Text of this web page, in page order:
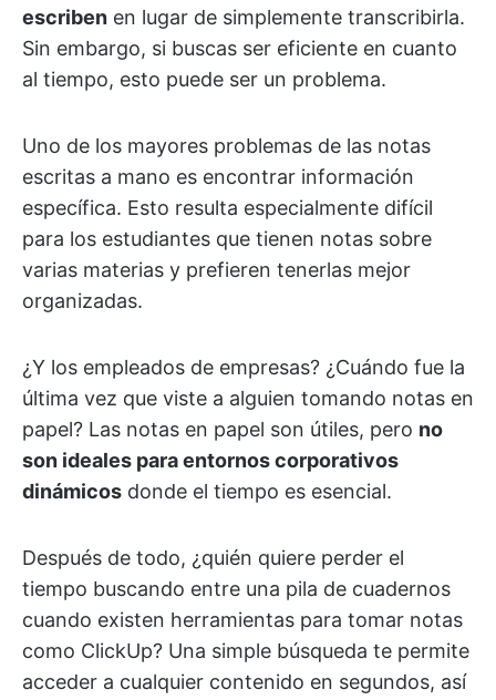
escriben en lugar de simplemente transcribirla.
Sin embargo, si buscas ser eficiente en cuanto
al tiempo, esto puede ser un problema.
Uno de los mayores problemas de las notas
escritas a mano es encontrar información
específica. Esto resulta especialmente difícil
para los estudiantes que tienen notas sobre
varias materias y prefieren tenerlas mejor
organizadas.
¿Y los empleados de empresas? ¿Cuándo fue la
última vez que viste a alguien tomando notas en
papel? Las notas en papel son útiles, pero no
son ideales para entornos corporativos
dinámicos donde el tiempo es esencial.
Después de todo, ¿quién quiere perder el
tiempo buscando entre una pila de cuadernos
cuando existen herramientas para tomar notas
como ClickUp? Una simple búsqueda te permite
acceder a cualquier contenido en segundos, así